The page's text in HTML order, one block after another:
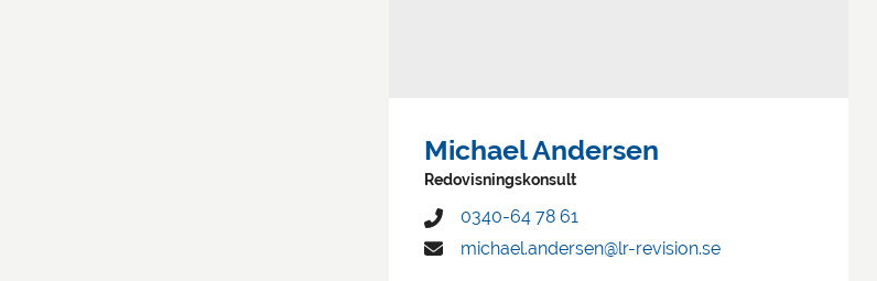
Michael Andersen
Redovisningskonsult
0340-64 78 61
michael.andersen@lr-revision.se